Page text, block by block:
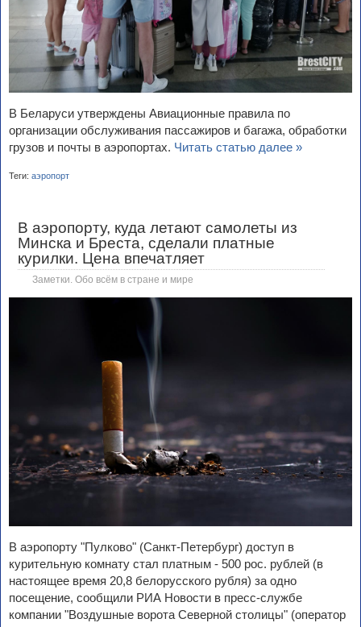
В Беларуси утверждены Авиационные правила по
организации обслуживания пассажиров и багажа, обработки
грузов и почты в аэропортах. Читать статью далее »
Теги: аэропорт
В аэропорту, куда летают самолеты из
Минска и Бреста, сделали платные
курилки. Цена впечатляет
Заметки. Обо всём в стране и мире
В аэропорту "Пулково" (Санкт-Петербург) доступ в
курительную комнату стал платным - 500 рос. рублей (в
настоящее время 20,8 белорусского рубля) за одно
посещение, сообщили РИА Новости в пресс-службе
компании "Воздушные ворота Северной столицы" (оператор